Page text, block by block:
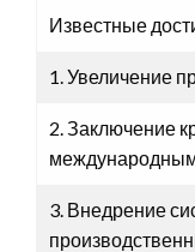
Известные
1. Увеличение
2. Заключение
3. Внедрение